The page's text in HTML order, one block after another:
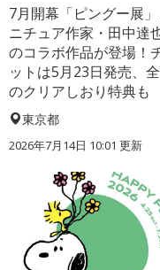
7月開幕「ピングー展」
ニチュア作家・田中達
のコラボ作品が登場！
ットは5月23日発売、
のクリアしおり特典も
東京都
2026年7月14日 10:01 更新